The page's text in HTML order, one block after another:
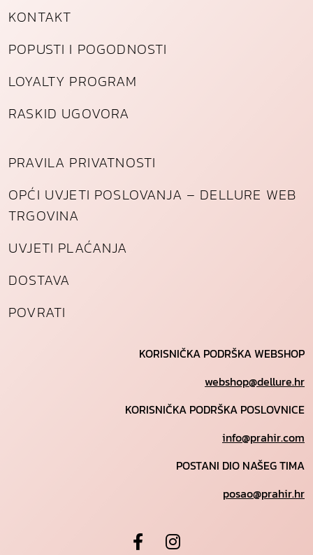
KONTAKT
POPUSTI I POGODNOSTI
LOYALTY PROGRAM
RASKID UGOVORA
PRAVILA PRIVATNOSTI
OPĆI UVJETI POSLOVANJA – DELLURE WEB
TRGOVINA
UVJETI PLAĆANJA
DOSTAVA
POVRATI
KORISNIČKA PODRŠKA WEBSHOP
webshop@dellure.hr
KORISNIČKA PODRŠKA POSLOVNICE
info@prahir.com
POSTANI DIO NAŠEG TIMA
posao@prahir.hr